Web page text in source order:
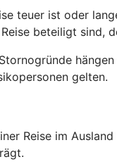
teuer ist oder
beteiligt
gelten.
Reise im